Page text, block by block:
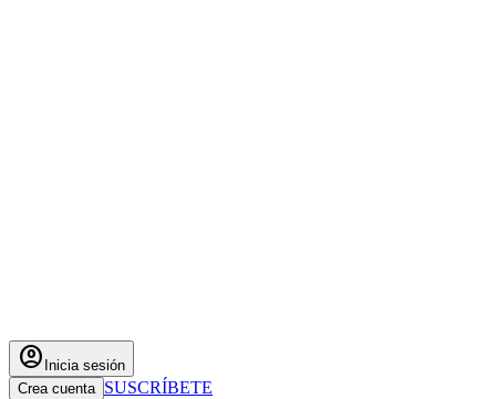
account_circle Inicia sesión
Crea cuenta SUSCRÍBETE